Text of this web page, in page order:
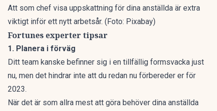
Att som chef visa uppskattning för dina anställda är extra
viktigt inför ett nytt arbetsår. (Foto: Pixabay)
Fortunes experter tipsar
1. Planera i förväg
Ditt team kanske befinner sig i en tillfällig formsvacka just
nu, men det hindrar inte att du redan nu förbereder er för
2023.
När det är som allra mest att göra behöver dina anställda